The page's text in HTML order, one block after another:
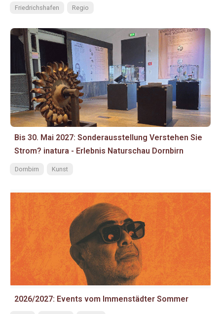
Friedrichshafen Regio
Bis 30. Mai 2027: Sonderausstellung Verstehen Sie
Strom? inatura - Erlebnis Naturschau Dornbirn
Dornbirn Kunst
2026/2027: Events vom Immenstädter Sommer